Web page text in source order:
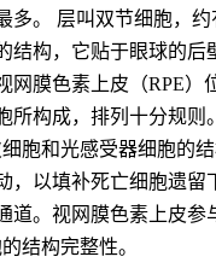
多。 层叫双节细胞，
结构，它贴于眼球的
网膜色素上皮（RPE
所构成，排列十分规
胞和光感受器细胞的
，以填补死亡细胞遗
道。视网膜色素上皮
结构完整性。